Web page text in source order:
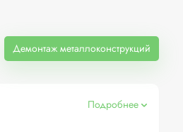
Демонтаж металлоконструкций
Подробнее